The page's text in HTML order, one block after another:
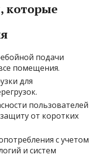
которые
подачи
помещения.
для
пользователей
от коротких
с учетом
и систем